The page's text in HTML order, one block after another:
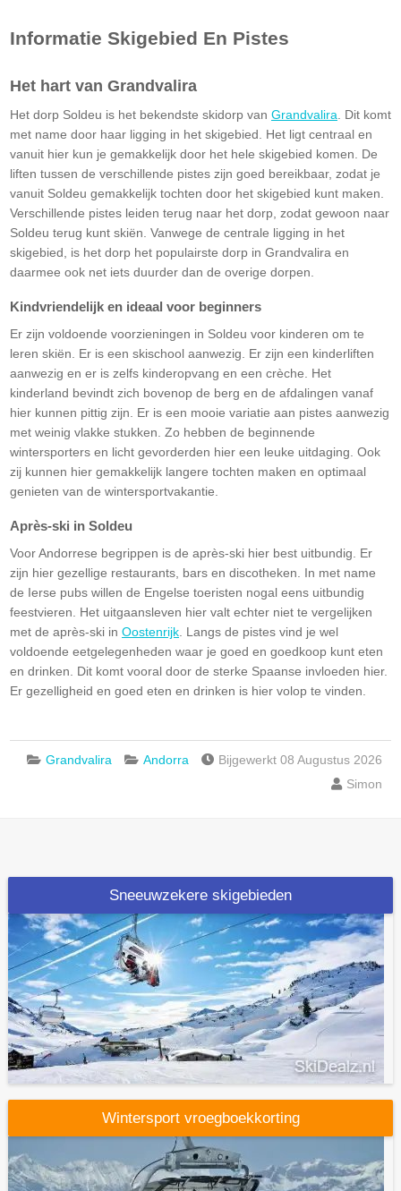
Informatie Skigebied En Pistes
Het hart van Grandvalira
Het dorp Soldeu is het bekendste skidorp van Grandvalira . Dit komt
met name door haar ligging in het skigebied. Het ligt centraal en
vanuit hier kun je gemakkelijk door het hele skigebied komen. De
liften tussen de verschillende pistes zijn goed bereikbaar, zodat je
vanuit Soldeu gemakkelijk tochten door het skigebied kunt maken.
Verschillende pistes leiden terug naar het dorp, zodat gewoon naar
Soldeu terug kunt skiën. Vanwege de centrale ligging in het
skigebied, is het dorp het populairste dorp in Grandvalira en
daarmee ook net iets duurder dan de overige dorpen.
Kindvriendelijk en ideaal voor beginners
Er zijn voldoende voorzieningen in Soldeu voor kinderen om te
leren skiën. Er is een skischool aanwezig. Er zijn een kinderliften
aanwezig en er is zelfs kinderopvang en een crèche. Het
kinderland bevindt zich bovenop de berg en de afdalingen vanaf
hier kunnen pittig zijn. Er is een mooie variatie aan pistes aanwezig
met weinig vlakke stukken. Zo hebben de beginnende
wintersporters en licht gevorderden hier een leuke uitdaging. Ook
zij kunnen hier gemakkelijk langere tochten maken en optimaal
genieten van de wintersportvakantie.
Après-ski in Soldeu
Voor Andorrese begrippen is de après-ski hier best uitbundig. Er
zijn hier gezellige restaurants, bars en discotheken. In met name
de Ierse pubs willen de Engelse toeristen nogal eens uitbundig
feestvieren. Het uitgaansleven hier valt echter niet te vergelijken
met de après-ski in Oostenrijk . Langs de pistes vind je wel
voldoende eetgelegenheden waar je goed en goedkoop kunt eten
en drinken. Dit komt vooral door de sterke Spaanse invloeden hier.
Er gezelligheid en goed eten en drinken is hier volop te vinden.
Grandvalira Andorra
Bijgewerkt 08 Augustus 2026
Simon
Sneeuwzekere skigebieden
Wintersport vroegboekkorting